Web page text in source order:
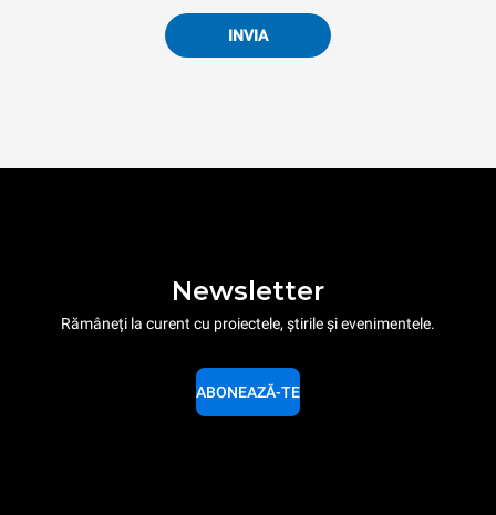
INVIA
Newsletter
Rămâneți la curent cu proiectele, știrile și evenimentele.
ABONEAZĂ-TE